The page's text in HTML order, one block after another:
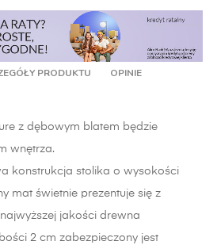
PRODUKTU OPINIE
z dębowym blatem będzie
wnętrza.
konstrukcja stolika o wysokości
mat świetnie prezentuje się z
jakości drewna
2 cm zabezpieczony jest